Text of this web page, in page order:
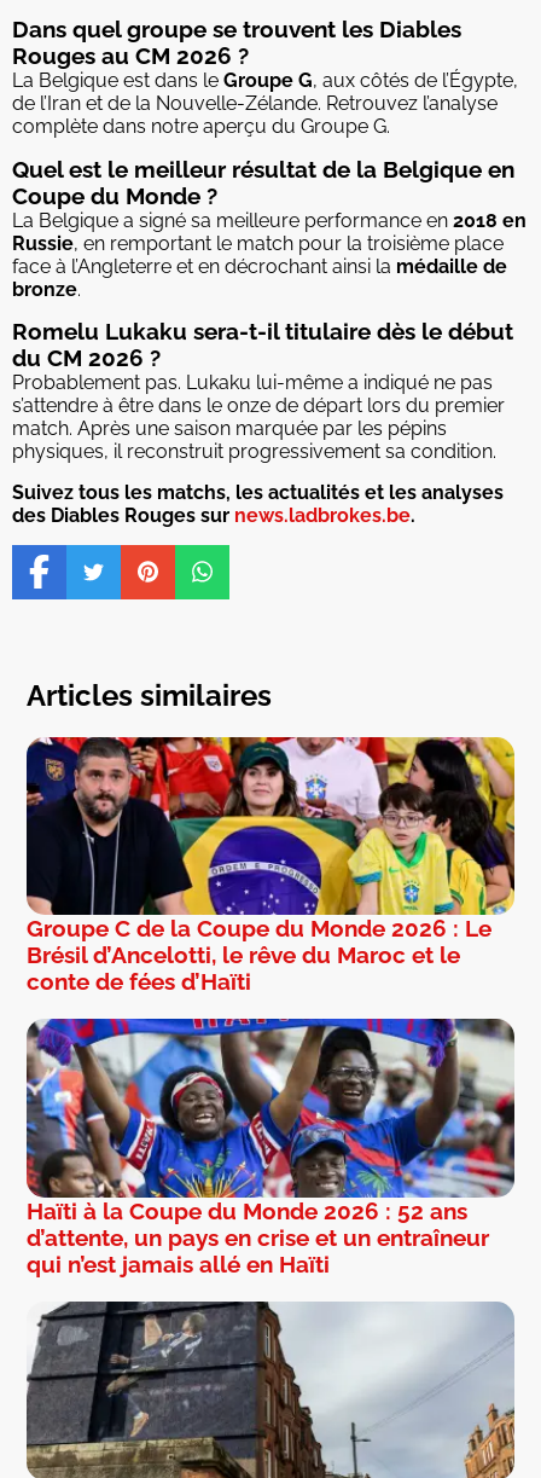
Dans quel groupe se trouvent les Diables
Rouges au CM 2026 ?
La Belgique est dans le Groupe G, aux côtés de l’Égypte,
de l’Iran et de la Nouvelle-Zélande. Retrouvez l’analyse
complète dans notre aperçu du Groupe G.
Quel est le meilleur résultat de la Belgique en
Coupe du Monde ?
La Belgique a signé sa meilleure performance en 2018 en
Russie, en remportant le match pour la troisième place
face à l’Angleterre et en décrochant ainsi la médaille de
bronze.
Romelu Lukaku sera-t-il titulaire dès le début
du CM 2026 ?
Probablement pas. Lukaku lui-même a indiqué ne pas
s’attendre à être dans le onze de départ lors du premier
match. Après une saison marquée par les pépins
physiques, il reconstruit progressivement sa condition.
Suivez tous les matchs, les actualités et les analyses
des Diables Rouges sur news.ladbrokes.be.
Articles similaires
Groupe C de la Coupe du Monde 2026 : Le
Brésil d’Ancelotti, le rêve du Maroc et le
conte de fées d’Haïti
Haïti à la Coupe du Monde 2026 : 52 ans
d’attente, un pays en crise et un entraîneur
qui n’est jamais allé en Haïti